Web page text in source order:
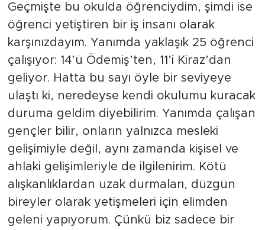
Geçmişte bu okulda öğrenciydim, şimdi ise
öğrenci yetiştiren bir iş insanı olarak
karşınızdayım. Yanımda yaklaşık 25 öğrenci
çalışıyor: 14’ü Ödemiş’ten, 11’i Kiraz’dan
geliyor. Hatta bu sayı öyle bir seviyeye
ulaştı ki, neredeyse kendi okulumu kuracak
duruma geldim diyebilirim. Yanımda çalışan
gençler bilir, onların yalnızca mesleki
gelişimiyle değil, aynı zamanda kişisel ve
ahlaki gelişimleriyle de ilgilenirim. Kötü
alışkanlıklardan uzak durmaları, düzgün
bireyler olarak yetişmeleri için elimden
geleni yapıyorum. Çünkü biz sadece bir